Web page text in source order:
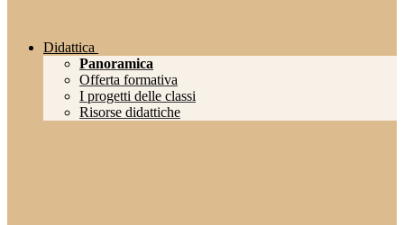
Didattica
Panoramica
Offerta formativa
I progetti delle classi
Risorse didattiche